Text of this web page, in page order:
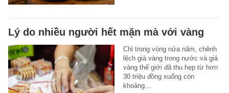
Lý do nhiều người hết mặn mà với vàng
Chỉ trong vòng nửa năm, chênh
lệch giá vàng trong nước và giá
vàng thế giới đã thu hẹp từ hơn
30 triệu đồng xuống còn
khoảng…